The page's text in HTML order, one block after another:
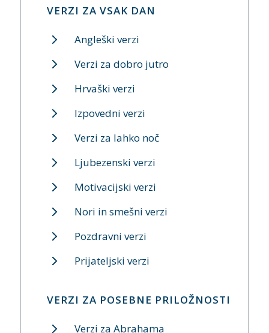
VERZI ZA VSAK DAN
Angleški verzi
Verzi za dobro jutro
Hrvaški verzi
Izpovedni verzi
Verzi za lahko noč
Ljubezenski verzi
Motivacijski verzi
Nori in smešni verzi
Pozdravni verzi
Prijateljski verzi
VERZI ZA POSEBNE PRILOŽNOSTI
Verzi za Abrahama